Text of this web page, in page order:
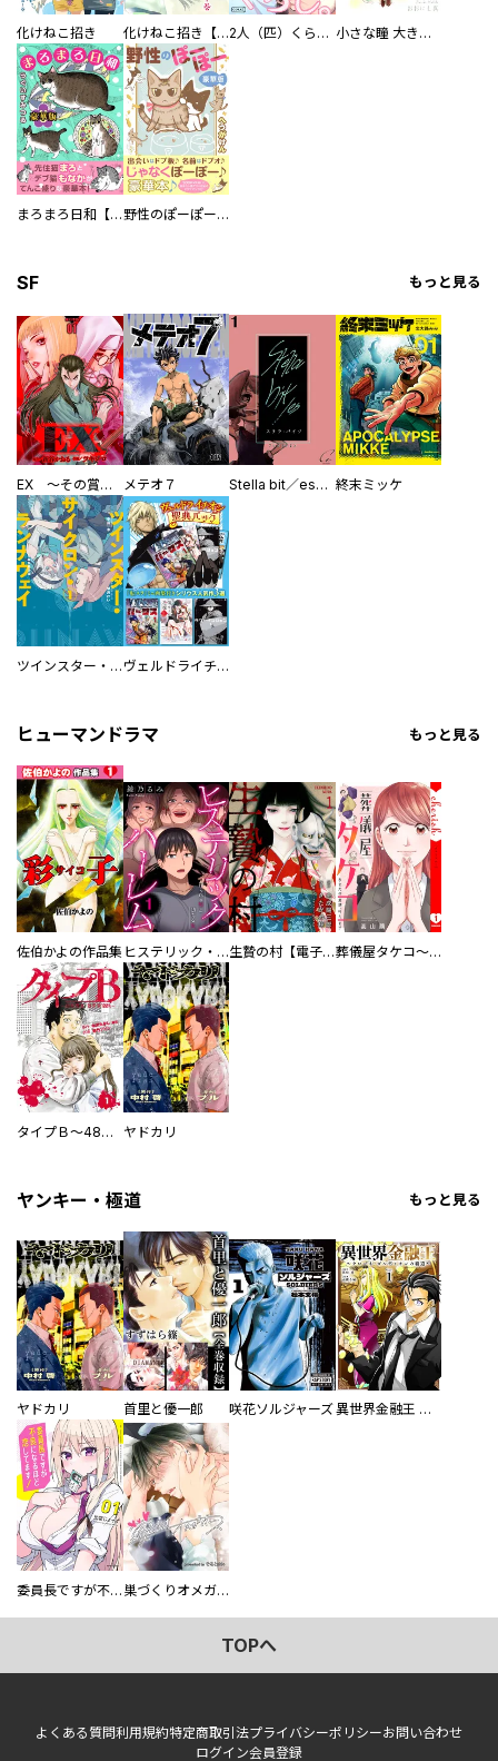
化けねこ招き 化けねこ招き【描きおろし付合冊版】 2人（匹）くらし。 小さな瞳 大きな鼓動
まろまろ日和【豪華版】 野性のぽーぽー【豪華版】
SF もっと見る
EX ～その賞金稼ぎは、世界の出口を探す～【単行本版】 メテオ７ Stella bit／es【単話版】 終末ミッケ
ツインスター・サイクロン・ランナウェイ ヴェルドライチオシ聖典パック 『転スラ』ミニ画集付き シリウス人気作３選
ヒューマンドラマ もっと見る
佐伯かよの作品集 ヒステリック・ハーレム～搾られる男と堕ちる女～【電子単行本版】 生贄の村【電子単行本版】 葬儀屋タケコ～あなたの最期、叶えます【電子単行本版】
タイプＢ～48時間後、致死率100％～【単話】 ヤドカリ
ヤンキー・極道 もっと見る
ヤドカリ 首里と優一郎 咲花ソルジャーズ 異世界金融王 ～クローネ・ゴルディオンの覇道～
委員長ですが不良になるほど恋してます！ 巣づくりオメガバース
TOPへ
よくある質問利用規約特定商取引法プライバシーポリシーお問い合わせ
ログイン会員登録